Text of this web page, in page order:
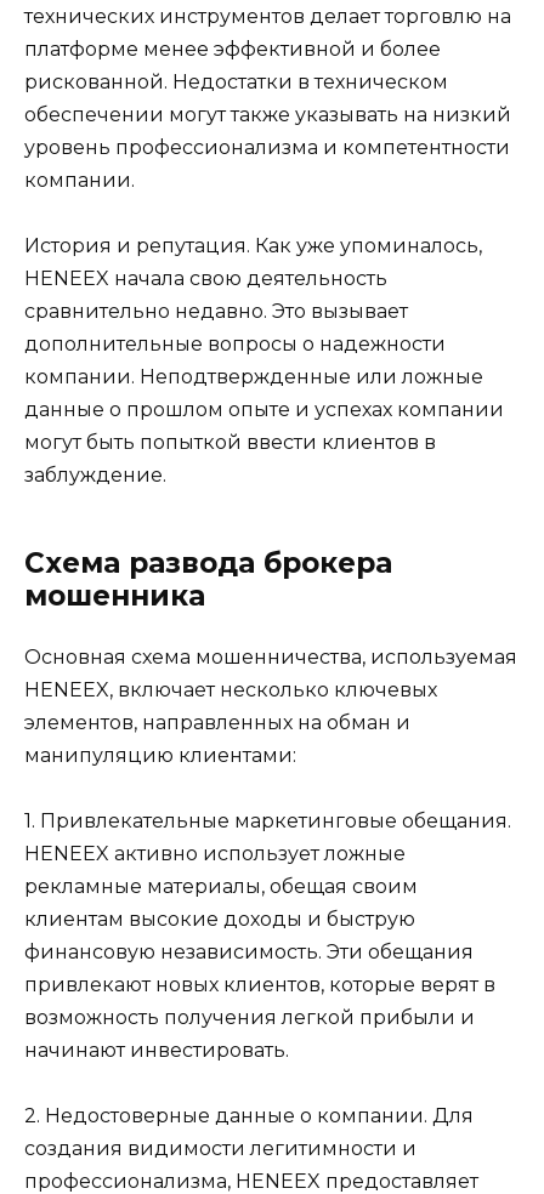
технических инструментов делает торговлю на
платформе менее эффективной и более
рискованной. Недостатки в техническом
обеспечении могут также указывать на низкий
уровень профессионализма и компетентности
компании.
История и репутация. Как уже упоминалось,
HENEEX начала свою деятельность
сравнительно недавно. Это вызывает
дополнительные вопросы о надежности
компании. Неподтвержденные или ложные
данные о прошлом опыте и успехах компании
могут быть попыткой ввести клиентов в
заблуждение.
Схема развода брокера
мошенника
Основная схема мошенничества, используемая
HENEEX, включает несколько ключевых
элементов, направленных на обман и
манипуляцию клиентами:
1. Привлекательные маркетинговые обещания.
HENEEX активно использует ложные
рекламные материалы, обещая своим
клиентам высокие доходы и быструю
финансовую независимость. Эти обещания
привлекают новых клиентов, которые верят в
возможность получения легкой прибыли и
начинают инвестировать.
2. Недостоверные данные о компании. Для
создания видимости легитимности и
профессионализма, HENEEX предоставляет